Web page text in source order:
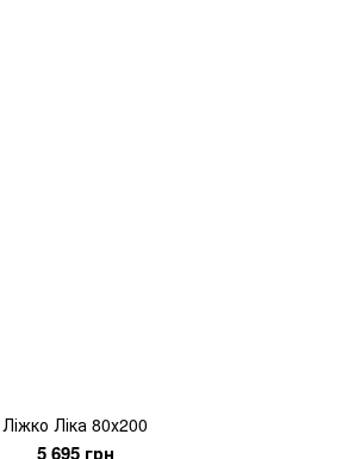
Ліжко Ліка 80х200
5 695 грн